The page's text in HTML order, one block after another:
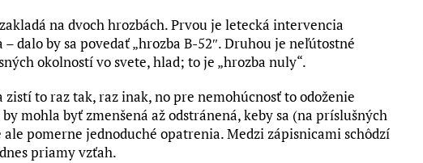
na dvoch hrozbách. Prvou je letecká intervencia
dalo by sa povedať „hrozba B-52″. Druhou je neľútostné
okolností vo svete, hlad; to je „hrozba nuly“.
to raz tak, raz inak, no pre nemohúcnosť to odoženie
mohla byť zmenšená až odstránená, keby sa (na príslušných
pomerne jednoduché opatrenia. Medzi zápisnicami schôdzí
priamy vzťah.